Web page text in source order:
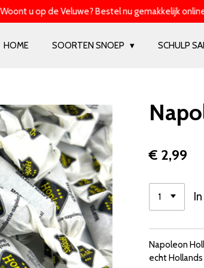
u op de Veluwe? Bestel nu gemakkelijk
HOME SOORTEN SNOEP SCHULP
€ 2,99
Napoleon
echt